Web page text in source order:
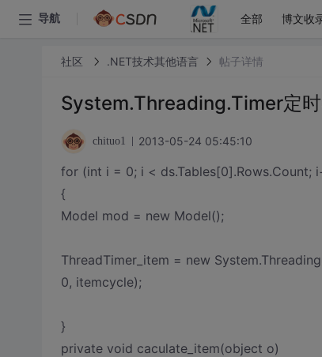
导航 全部 博文收
社区 .NET技术其他语言 帖子详情
System.Threading.Timer定
chituo1 2013-05-24 05:45:10
for (int i = 0; i < ds.Tables[0].Rows.Count;
{
Model mod = new Model();
ThreadTimer_item = new
0, itemcycle);
}
private void caculate_item(object o)